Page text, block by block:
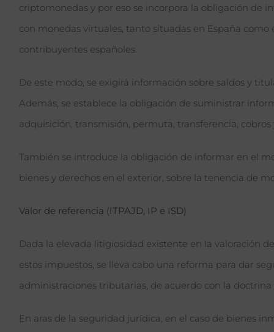
criptomonedas y por eso se incorpora la obligación de
con monedas virtuales, tanto situadas en España como
contribuyentes españoles.
De este modo, se exigirá información sobre saldos y
Además, se establece la obligación de suministrar
adquisición, transmisión, permuta, transferencia,
También se introduce la obligación de informar en el
bienes y derechos en el exterior, sobre la tenencia de
Valor de referencia (ITPAJD, IP e ISD)
Dada la elevada litigiosidad existente en la valoración
estos impuestos, se lleva cabo una reforma para dar
administraciones tributarias, de acuerdo con la
En aras de la seguridad jurídica, en el caso de bienes